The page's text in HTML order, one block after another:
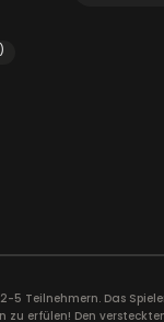
5 Teilnehmern. Das
erfülen! Den